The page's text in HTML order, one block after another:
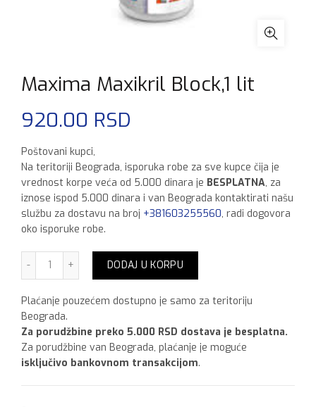
Maxima Maxikril Block,1 lit
920.00 RSD
Poštovani kupci,
Na teritoriji Beograda, isporuka robe za sve kupce čija je
vrednost korpe veća od 5.000 dinara je BESPLATNA, za
iznose ispod 5.000 dinara i van Beograda kontaktirati našu
službu za dostavu na broj +381603255560, radi dogovora
oko isporuke robe.
Maxima Maxikril Block,1 lit količina
DODAJ U KORPU
Plaćanje pouzećem dostupno je samo za teritoriju
Beograda.
Za porudžbine preko 5.000 RSD dostava je besplatna.
Za porudžbine van Beograda, plaćanje je moguće
isključivo bankovnom transakcijom.